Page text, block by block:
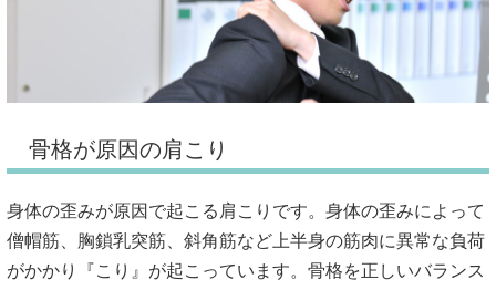
骨格が原因の肩こり
身体の歪みが原因で起こる肩こりです。身体の歪みによって
僧帽筋、胸鎖乳突筋、斜角筋など上半身の筋肉に異常な負荷
がかかり『こり』が起こっています。骨格を正しいバランス